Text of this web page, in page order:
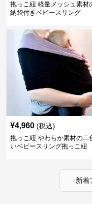
抱っこ紐 軽量メッシュ素材
納袋付きベビースリング
¥4,960 (税込)
抱っこ紐 やわらか素材の二
いベビースリング抱っこ紐
新着